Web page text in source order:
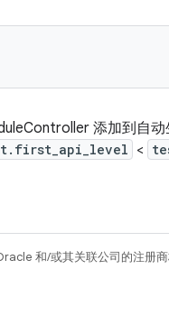
添加到自
<
和/或其关联公司的注册商